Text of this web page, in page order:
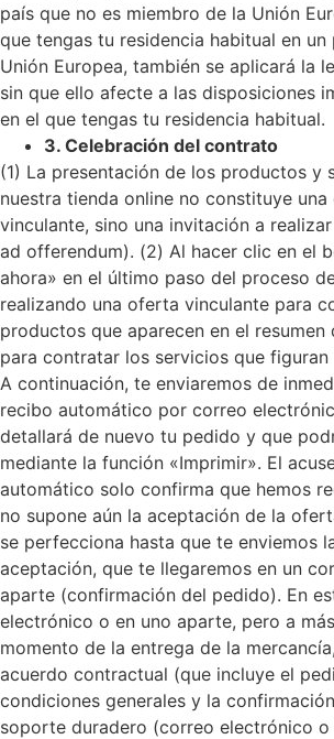
país que no es miembro de la Unión
que tengas tu residencia habitual en
Unión Europea, también se aplicará la
sin que ello afecte a las disposiciones
en el que tengas tu residencia habitual.
3. Celebración del contrato
(1) La presentación de los productos y
nuestra tienda online no constituye
vinculante, sino una invitación a
ad offerendum). (2) Al hacer clic en el
ahora» en el último paso del proceso
realizando una oferta vinculante para
productos que aparecen en el
para contratar los servicios que figuran
A continuación, te enviaremos de
recibo automático por correo
detallará de nuevo tu pedido y que
mediante la función «Imprimir». El
automático solo confirma que hemos
no supone aún la aceptación de la
se perfecciona hasta que te enviemos
aceptación, que te llegaremos en un
aparte (confirmación del pedido). En
electrónico o en uno aparte, pero a
momento de la entrega de la
acuerdo contractual (que incluye el
condiciones generales y la
soporte duradero (correo electrónico o